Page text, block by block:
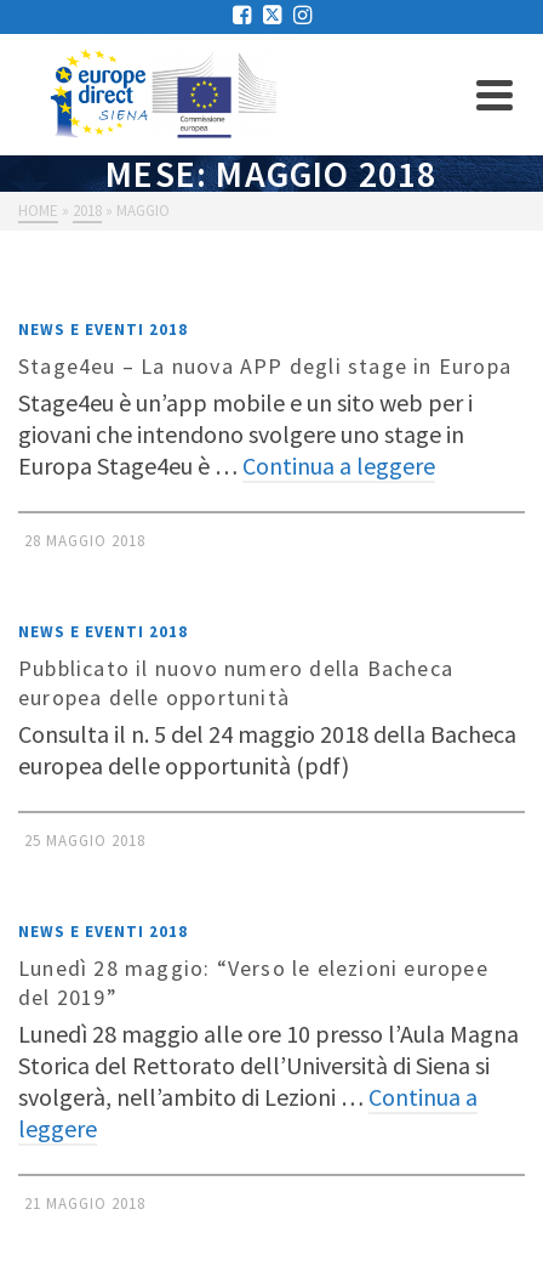
MESE: MAGGIO 2018
HOME » 2018 » MAGGIO
NEWS E EVENTI 2018
Stage4eu – La nuova APP degli stage in Europa
Stage4eu è un’app mobile e un sito web per i
giovani che intendono svolgere uno stage in
Europa Stage4eu è … Continua a leggere
28 MAGGIO 2018
NEWS E EVENTI 2018
Pubblicato il nuovo numero della Bacheca
europea delle opportunità
Consulta il n. 5 del 24 maggio 2018 della Bacheca
europea delle opportunità (pdf)
25 MAGGIO 2018
NEWS E EVENTI 2018
Lunedì 28 maggio: “Verso le elezioni europee
del 2019”
Lunedì 28 maggio alle ore 10 presso l’Aula Magna
Storica del Rettorato dell’Università di Siena si
svolgerà, nell’ambito di Lezioni … Continua a
leggere
21 MAGGIO 2018